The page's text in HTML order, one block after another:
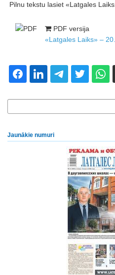
Pilnu tekstu lasiet «Latgales
PDF versija
«Latgales Laiks» –
Jaunākie numuri